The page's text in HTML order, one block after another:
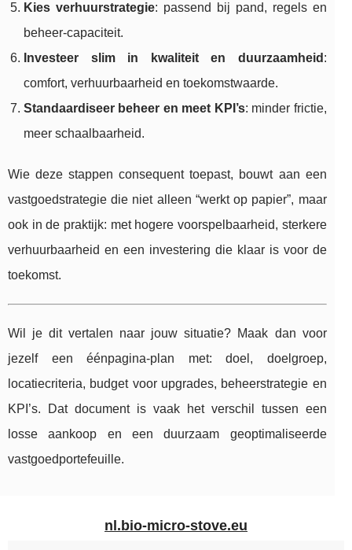
Kies verhuurstrategie: passend bij pand, regels en
beheer-capaciteit.
Investeer slim in kwaliteit en duurzaamheid :
comfort, verhuurbaarheid en toekomstwaarde.
Standaardiseer beheer en meet KPI’s: minder frictie,
meer schaalbaarheid.
Wie deze stappen consequent toepast, bouwt aan een
vastgoedstrategie die niet alleen “werkt op papier”, maar
ook in de praktijk: met hogere voorspelbaarheid, sterkere
verhuurbaarheid en een investering die klaar is voor de
toekomst.
Wil je dit vertalen naar jouw situatie? Maak dan voor
jezelf een éénpagina-plan met: doel, doelgroep,
locatiecriteria, budget voor upgrades, beheerstrategie en
KPI’s. Dat document is vaak het verschil tussen een
losse aankoop en een duurzaam geoptimaliseerde
vastgoedportefeuille.
nl.bio-micro-stove.eu